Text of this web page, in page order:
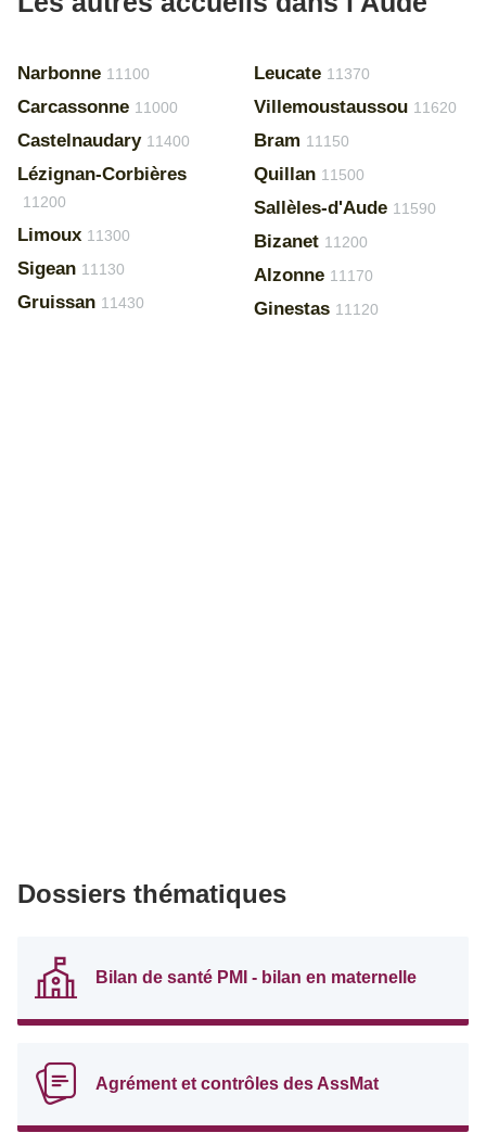
Narbonne 11100
Carcassonne 11000
Castelnaudary 11400
Lézignan-Corbières
11200
Limoux 11300
Sigean 11130
Gruissan 11430
Leucate 11370
Villemoustaussou 11620
Bram 11150
Quillan 11500
Sallèles-d'Aude 11590
Bizanet 11200
Alzonne 11170
Ginestas 11120
Dossiers thématiques
Bilan de santé PMI - bilan en maternelle
Agrément et contrôles des AssMat